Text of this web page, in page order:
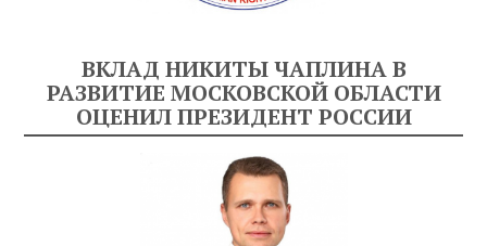
ВКЛАД НИКИТЫ ЧАПЛИНА В
РАЗВИТИЕ МОСКОВСКОЙ ОБЛАСТИ
ОЦЕНИЛ ПРЕЗИДЕНТ РОССИИ